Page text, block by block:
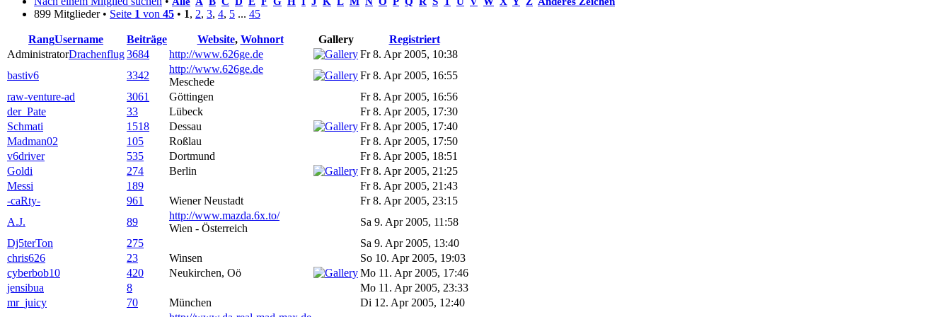
899 Mitglieder • Seite 1 von 45 • 1, 2, 3, 4, 5 ... 45
RangUsername Beiträge Website, Wohnort Gallery
Registriert
AdministratorDrachenflug3684 http://www.626ge.de
Fr 8. Apr 2005, 10:38
bastiv6
3342
http://www.626ge.de
Meschede
Fr 8. Apr 2005, 16:55
raw-venture-ad
3061 Göttingen
Fr 8. Apr 2005, 16:56
der_Pate
33 Lübeck
Fr 8. Apr 2005, 17:30
Schmati
1518 Dessau
Fr 8. Apr 2005, 17:40
Madman02
105 Roßlau
Fr 8. Apr 2005, 17:50
v6driver
535 Dortmund
Fr 8. Apr 2005, 18:51
Goldi
274 Berlin
Fr 8. Apr 2005, 21:25
Messi
189
Fr 8. Apr 2005, 21:43
-caRty-
961 Wiener Neustadt
Fr 8. Apr 2005, 23:15
A.J.
89
http://www.mazda.6x.to/
Wien - Österreich
Sa 9. Apr 2005, 11:58
Dj5terTon
275
Sa 9. Apr 2005, 13:40
chris626
23 Winsen
So 10. Apr 2005, 19:03
cyberbob10
420 Neukirchen, Oö
Mo 11. Apr 2005, 17:46
jensibua
8
Mo 11. Apr 2005, 23:33
mr_juicy
70 München
Di 12. Apr 2005, 12:40